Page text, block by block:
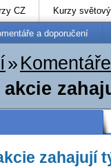
CZ Kurzy
a doporučení
»
akcie
zahajují